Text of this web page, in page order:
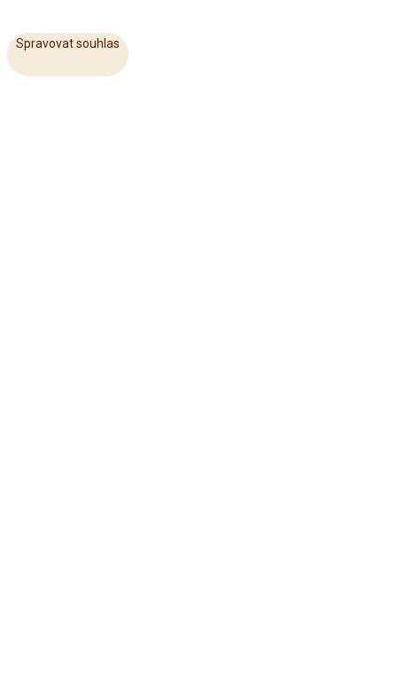
Spravovat souhlas